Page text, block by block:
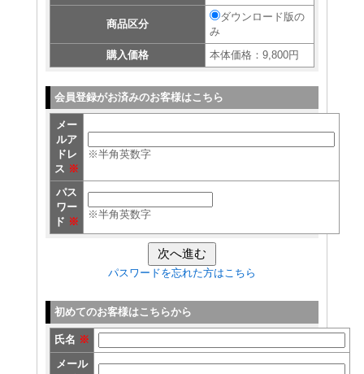
商品区分
ダウンロード版の
み
購入価格
本体価格：9,800円
会員登録がお済みのお客様はこちら
メー
ルア
ドレ
ス ※
※半角英数字
パス
ワー
ド ※
※半角英数字
パスワードを忘れた方はこちら
初めてのお客様はこちらから
氏名 ※
メール